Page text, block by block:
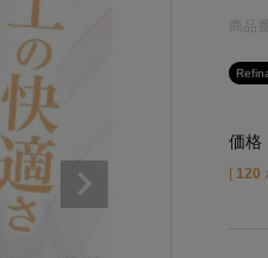
商品
価格
[ 120